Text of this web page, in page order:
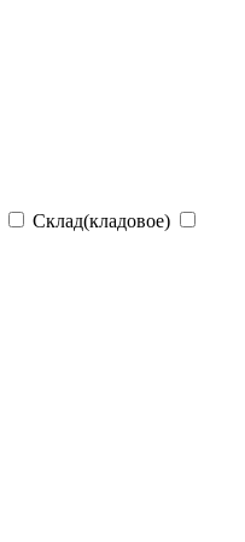
Склад(кладовое)